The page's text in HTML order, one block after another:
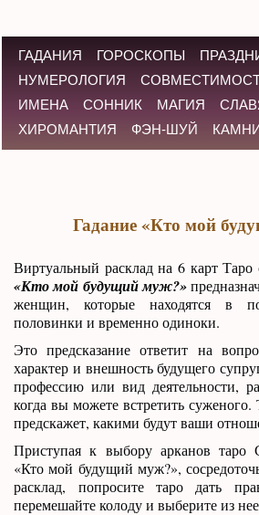
ГАДАНИЯ ГОРОСКОПЫ
НУМЕРОЛОГИЯ
ИМЕНА
СОННИК МАГИЯ
ХИРОМАНТИЯ
ФЭН-ШУЙ
Гадание «Кто мой
Виртуальный расклад на 6 карт
«Кто мой будущий муж?»
женщин, которые находятся в
половинки и временно одиноки.
Это предсказание ответит на
характер и внешность будущего
профессию или вид деятельности,
когда вы можете встретить
предскажет, какими будут ваши
Приступая к выбору арканов таро
«Кто мой будущий муж?»,
расклад, попросите таро дать
перемешайте колоду и выберите из